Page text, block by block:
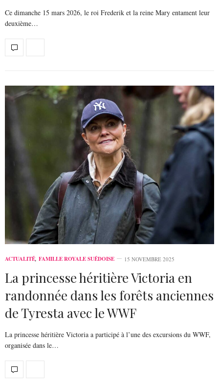
Ce dimanche 15 mars 2026, le roi Frederik et la reine Mary entament leur
deuxième…
ACTUALITÉ, FAMILLE ROYALE SUÉDOISE 15 NOVEMBRE 2025
La princesse héritière Victoria en
randonnée dans les forêts anciennes
de Tyresta avec le WWF
La princesse héritière Victoria a participé à l’une des excursions du WWF,
organisée dans le…